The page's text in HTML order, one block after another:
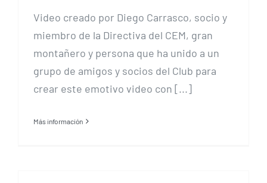
Video creado por Diego Carrasco, socio y
miembro de la Directiva del CEM, gran
montañero y persona que ha unido a un
grupo de amigos y socios del Club para
crear este emotivo video con [...]
Más información